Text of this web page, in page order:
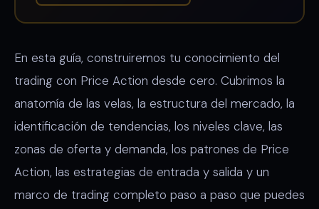
En esta guía, construiremos tu conocimiento del
trading con Price Action desde cero. Cubrimos la
anatomía de las velas, la estructura del mercado, la
identificación de tendencias, los niveles clave, las
zonas de oferta y demanda, los patrones de Price
Action, las estrategias de entrada y salida y un
marco de trading completo paso a paso que puedes